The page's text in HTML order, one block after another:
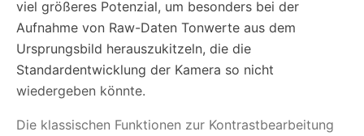
viel größeres Potenzial, um besonders bei der
Aufnahme von Raw-Daten Tonwerte aus dem
Ursprungsbild herauszukitzeln, die die
Standardentwicklung der Kamera so nicht
wiedergeben könnte.
Die klassischen Funktionen zur Kontrastbearbeitung